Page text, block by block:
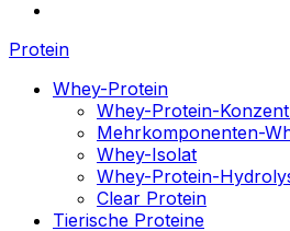
Protein
Whey-Protein
Whey-Protein-
Mehrkomponenten-
Whey-Isolat
Whey-Protein-
Clear Protein
Tierische Proteine